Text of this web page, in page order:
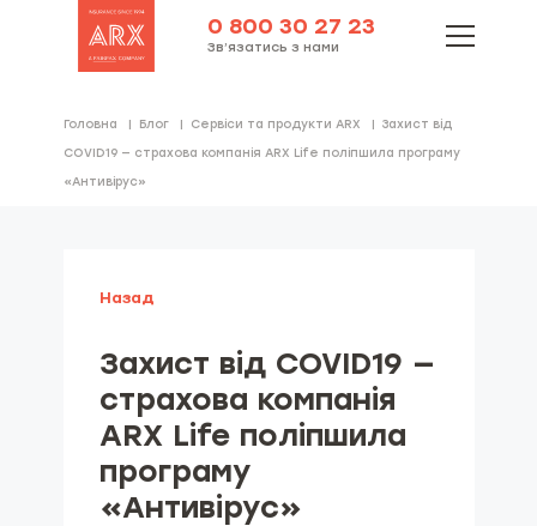
0 800 30 27 23
Зв’язатись з нами
Головна Блог Cервіси та продукти ARX
Захист від
COVID19 — страхова компанія ARX Life поліпшила програму
«Антивірус»
Назад
Захист від COVID19 —
страхова компанія
ARX Life поліпшила
програму
«Антивірус»